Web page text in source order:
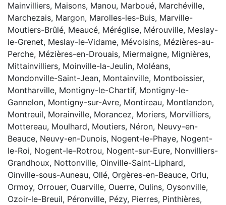
Mainvilliers, Maisons, Manou, Marboué, Marchéville,
Marchezais, Margon, Marolles-les-Buis, Marville-
Moutiers-Brûlé, Meaucé, Méréglise, Mérouville, Meslay-
le-Grenet, Meslay-le-Vidame, Mévoisins, Mézières-au-
Perche, Mézières-en-Drouais, Miermaigne, Mignières,
Mittainvilliers, Moinville-la-Jeulin, Moléans,
Mondonville-Saint-Jean, Montainville, Montboissier,
Montharville, Montigny-le-Chartif, Montigny-le-
Gannelon, Montigny-sur-Avre, Montireau, Montlandon,
Montreuil, Morainville, Morancez, Moriers, Morvilliers,
Mottereau, Moulhard, Moutiers, Néron, Neuvy-en-
Beauce, Neuvy-en-Dunois, Nogent-le-Phaye, Nogent-
le-Roi, Nogent-le-Rotrou, Nogent-sur-Eure, Nonvilliers-
Grandhoux, Nottonville, Oinville-Saint-Liphard,
Oinville-sous-Auneau, Ollé, Orgères-en-Beauce, Orlu,
Ormoy, Orrouer, Ouarville, Ouerre, Oulins, Oysonville,
Ozoir-le-Breuil, Péronville, Pézy, Pierres, Pinthières,